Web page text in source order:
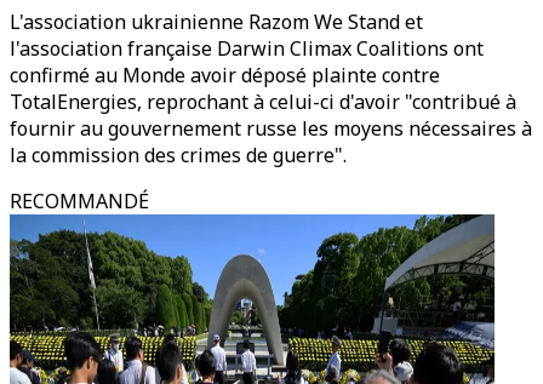
L'association ukrainienne Razom We Stand et
l'association française Darwin Climax Coalitions ont
confirmé au Monde avoir déposé plainte contre
TotalEnergies, reprochant à celui-ci d'avoir "contribué à
fournir au gouvernement russe les moyens nécessaires à
la commission des crimes de guerre".
RECOMMANDÉ